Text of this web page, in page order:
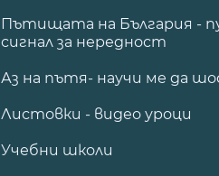
Пътищата на България -
сигнал за нередност
Аз на пътя- научи ме да
Листовки - видео уроци
Учебни школи